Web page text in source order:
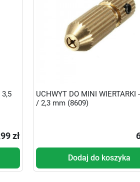
3,5
zł
UCHWYT DO MINI WIERTARKI
/ 2,3 mm (8609)
Dodaj do koszyka